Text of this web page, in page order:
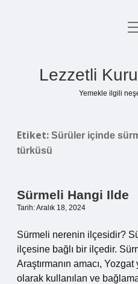
Lezzetli
Yemekle ilgili
Etiket: Sürüler içinde
türküsü
Sürmeli Hangi Ilde
Tarih: Aralık 18, 2024
Sürmeli nerenin ilçesidir?
ilçesine bağlı bir ilçedir.
Araştırmanın amacı,
olarak kullanılan ve